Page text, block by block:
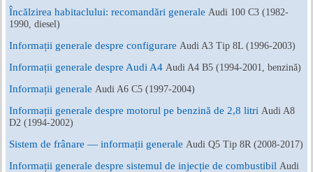
Încălzirea habitaclului: recomandări generale Audi 100 C3 (1982-
1990, diesel)
Informații generale despre configurare Audi A3 Tip 8L (1996-2003)
Informații generale despre Audi A4 Audi A4 B5 (1994-2001, benzină)
Informații generale Audi A6 C5 (1997-2004)
Informații generale despre motorul pe benzină de 2,8 litri Audi A8
D2 (1994-2002)
Sistem de frânare — informații generale Audi Q5 Tip 8R (2008-2017)
Informații generale despre sistemul de injecție de combustibil Audi